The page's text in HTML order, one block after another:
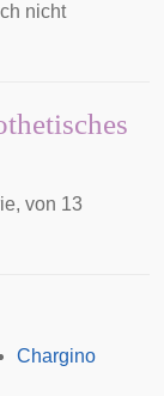
nicht
von 13
Chargino